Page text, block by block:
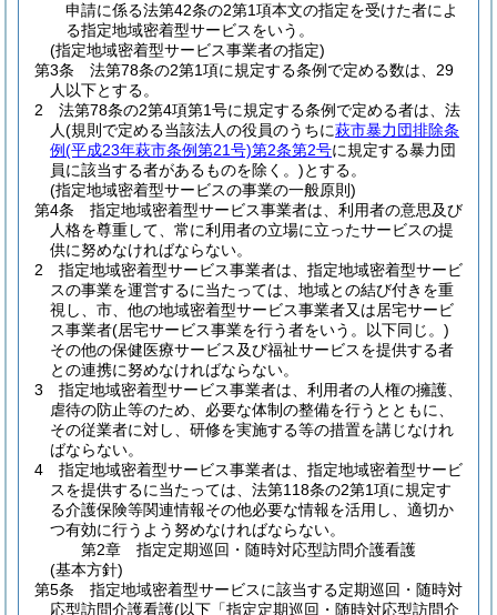
申請に係る法第42条の2第1項本文の指定を受けた者によ
る指定地域密着型サービスをいう。
(指定地域密着型サービス事業者の指定)
第3条
法第78条の2第1項に規定する条例で定める数は、29
人以下とする。
2
法第78条の2第4項第1号に規定する条例で定める者は、法
人(規則で定める当該法人の役員のうちに萩市暴力団排除条
例(平成23年萩市条例第21号)第2条第2号に規定する暴力団
員に該当する者があるものを除く。)とする。
(指定地域密着型サービスの事業の一般原則)
第4条
指定地域密着型サービス事業者は、利用者の意思及び
人格を尊重して、常に利用者の立場に立ったサービスの提
供に努めなければならない。
2
指定地域密着型サービス事業者は、指定地域密着型サービ
スの事業を運営するに当たっては、地域との結び付きを重
視し、市、他の地域密着型サービス事業者又は居宅サービ
ス事業者(居宅サービス事業を行う者をいう。以下同じ。)
その他の保健医療サービス及び福祉サービスを提供する者
との連携に努めなければならない。
3
指定地域密着型サービス事業者は、利用者の人権の擁護、
虐待の防止等のため、必要な体制の整備を行うとともに、
その従業者に対し、研修を実施する等の措置を講じなけれ
ばならない。
4
指定地域密着型サービス事業者は、指定地域密着型サービ
スを提供するに当たっては、法第118条の2第1項に規定す
る介護保険等関連情報その他必要な情報を活用し、適切か
つ有効に行うよう努めなければならない。
第2章
指定定期巡回・随時対応型訪問介護看護
(基本方針)
第5条
指定地域密着型サービスに該当する定期巡回・随時対
応型訪問介護看護(以下「指定定期巡回・随時対応型訪問介